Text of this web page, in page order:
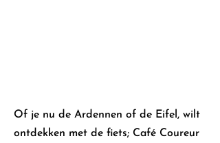
Of je nu de Ardennen of de Eifel, wilt
ontdekken met de fiets; Café Coureur